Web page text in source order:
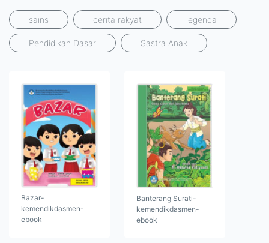
sains cerita rakyat legenda
Pendidikan Dasar Sastra Anak
Bazar-
kemendikdasmen-
ebook
Banterang Surati-
kemendikdasmen-
ebook